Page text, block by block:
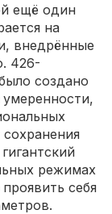
ещё один
на
внедрённые
426-
создано
режимах
себя